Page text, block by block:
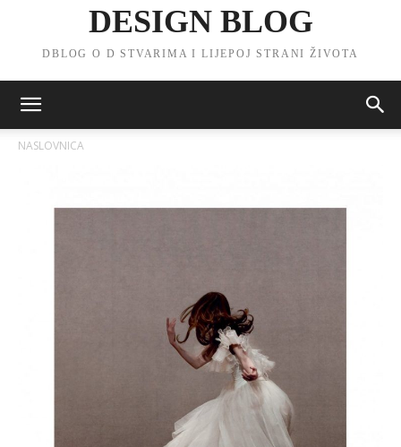
DESIGN BLOG
DBLOG O D STVARIMA I LIJEPOJ STRANI ŽIVOTA
NASLOVNICA